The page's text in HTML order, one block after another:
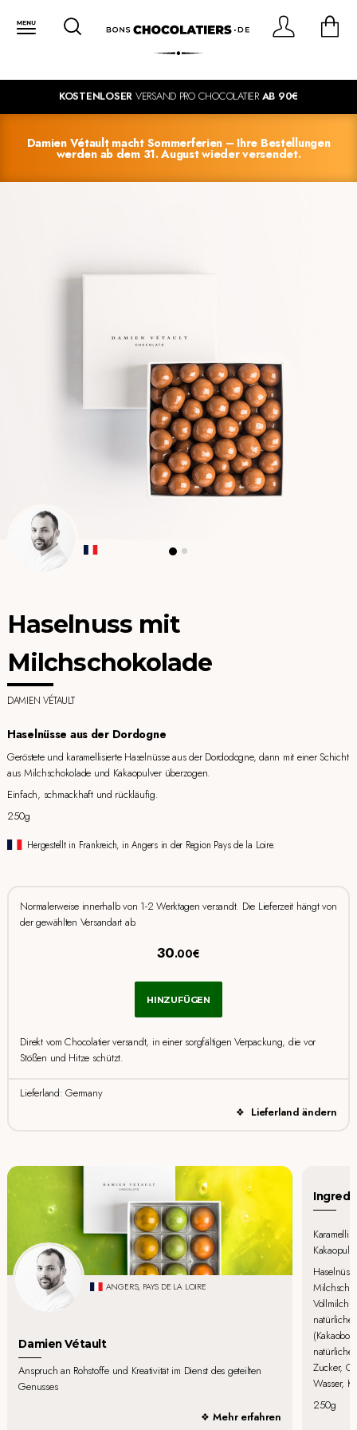
KOSTENLOSER VERSAND PRO CHOCOLATIER AB 90€
Damien Vétault macht Sommerferien – Ihre Bestellungen
werden ab dem 31. August wieder versendet.
Haselnuss mit
Milchschokolade
DAMIEN VÉTAULT
Haselnüsse aus der Dordogne
Geröstete und karamellisierte Haselnüsse aus der Dordodogne, dann mit einer Schicht
aus Milchschokolade und Kakaopulver überzogen.
Einfach, schmackhaft und rückläufig.
250g
Hergestellt in Frankreich, in Angers in der Region Pays de la Loire.
Normalerweise innerhalb von 1-2 Werktagen versandt. Die Lieferzeit hängt von
der gewählten Versandart ab.
30.00€
HINZUFÜGEN
Direkt vom Chocolatier versandt, in einer sorgfältigen Verpackung, die vor
Stößen und Hitze schützt.
Lieferland: Germany
Lieferland ändern
ANGERS, PAYS DE LA LOIRE
Damien Vétault
Anspruch an Rohstoffe und Kreativität im Dienst des geteilten
Genusses
Mehr erfahren
natürlicher
Zucker,
Wasser,
250g